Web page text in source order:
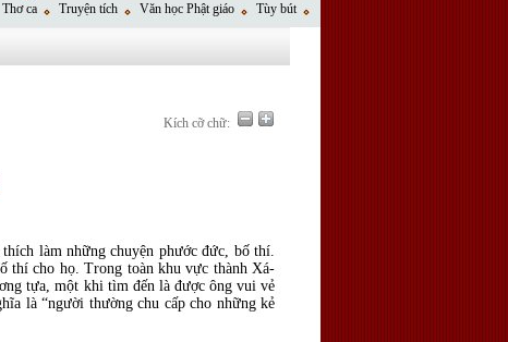
Thơ ca Truyện tích Văn học Phật giáo
Tùy bút
Kích cỡ chữ:
làm những chuyện phước đức, bố thí.
thí cho họ. Trong toàn khu vực thành Xá-
tựa, một khi tìm đến là được ông vui vẻ
là “người thường chu cấp cho những kẻ